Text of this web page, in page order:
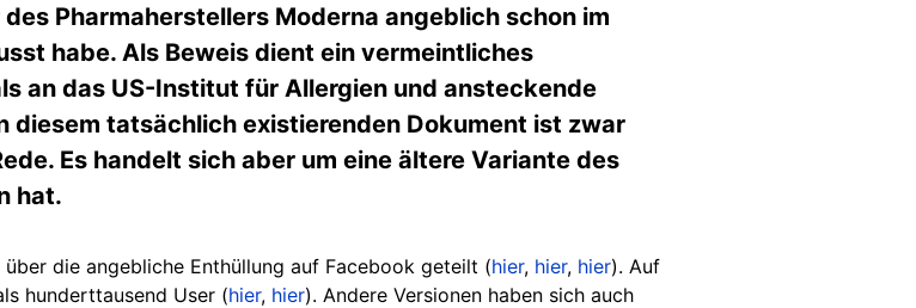
Pharmaherstellers Moderna angeblich schon im
habe. Als Beweis dient ein vermeintliches
an das US-Institut für Allergien und ansteckende
diesem tatsächlich existierenden Dokument ist zwar
Es handelt sich aber um eine ältere Variante des
hat.
über die angebliche Enthüllung auf Facebook geteilt (hier, hier, hier). Auf
hunderttausend User (hier, hier). Andere Versionen haben sich auch